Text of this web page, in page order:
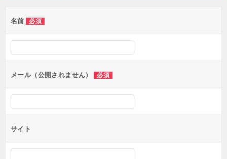
ー
シ
ョ
ン
名前 必須
メール（公開されません） 必須
サイト